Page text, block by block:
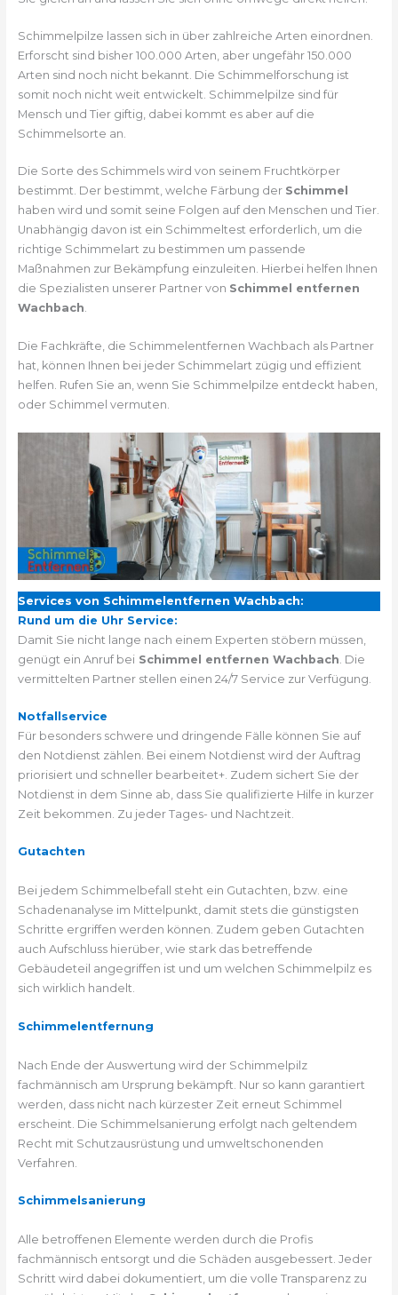
Schimmelpilze lassen sich in über zahlreiche Arten einordnen.
Erforscht sind bisher 100.000 Arten, aber ungefähr 150.000
Arten sind noch nicht bekannt. Die Schimmelforschung ist
somit noch nicht weit entwickelt. Schimmelpilze sind für
Mensch und Tier giftig, dabei kommt es aber auf die
Schimmelsorte an.
Die Sorte des Schimmels wird von seinem Fruchtkörper
bestimmt. Der bestimmt, welche Färbung der Schimmel
haben wird und somit seine Folgen auf den Menschen und Tier.
Unabhängig davon ist ein Schimmeltest erforderlich, um die
richtige Schimmelart zu bestimmen um passende
Maßnahmen zur Bekämpfung einzuleiten. Hierbei helfen Ihnen
die Spezialisten unserer Partner von Schimmel entfernen
Wachbach.
Die Fachkräfte, die Schimmelentfernen Wachbach als Partner
hat, können Ihnen bei jeder Schimmelart zügig und effizient
helfen. Rufen Sie an, wenn Sie Schimmelpilze entdeckt haben,
oder Schimmel vermuten.
Services von Schimmelentfernen Wachbach:
Rund um die Uhr Service:
Damit Sie nicht lange nach einem Experten stöbern müssen,
genügt ein Anruf bei Schimmel entfernen Wachbach . Die
vermittelten Partner stellen einen 24/7 Service zur Verfügung.
Notfallservice
Für besonders schwere und dringende Fälle können Sie auf
den Notdienst zählen. Bei einem Notdienst wird der Auftrag
priorisiert und schneller bearbeitet+. Zudem sichert Sie der
Notdienst in dem Sinne ab, dass Sie qualifizierte Hilfe in kurzer
Zeit bekommen. Zu jeder Tages- und Nachtzeit.
Gutachten
Bei jedem Schimmelbefall steht ein Gutachten, bzw. eine
Schadenanalyse im Mittelpunkt, damit stets die günstigsten
Schritte ergriffen werden können. Zudem geben Gutachten
auch Aufschluss hierüber, wie stark das betreffende
Gebäudeteil angegriffen ist und um welchen Schimmelpilz es
sich wirklich handelt.
Schimmelentfernung
Nach Ende der Auswertung wird der Schimmelpilz
fachmännisch am Ursprung bekämpft. Nur so kann garantiert
werden, dass nicht nach kürzester Zeit erneut Schimmel
erscheint. Die Schimmelsanierung erfolgt nach geltendem
Recht mit Schutzausrüstung und umweltschonenden
Verfahren.
Schimmelsanierung
Alle betroffenen Elemente werden durch die Profis
fachmännisch entsorgt und die Schäden ausgebessert. Jeder
Schritt wird dabei dokumentiert, um die volle Transparenz zu